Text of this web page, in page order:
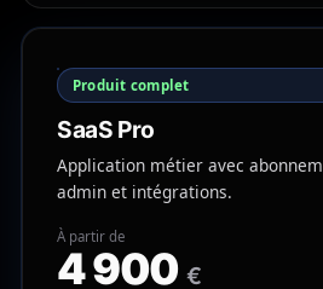
Produit complet
SaaS Pro
Application métier avec
admin et intégrations.
À partir de
4 900 €